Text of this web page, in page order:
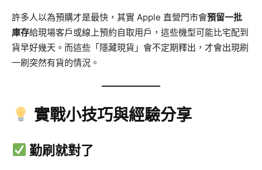
許多人以為預購才是最快，其實 Apple 直營門市會預留一批
庫存給現場客戶或線上預約自取用戶，這些機型可能比宅配到
貨早好幾天。而這些「隱藏現貨」會不定期釋出，才會出現刷
一刷突然有貨的情況。
實戰小技巧與經驗分享
勤刷就對了